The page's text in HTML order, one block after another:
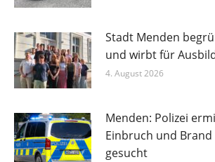
Stadt Menden
und wirbt für
4. August 2026
Menden: Polizei
Einbruch und Brand
gesucht